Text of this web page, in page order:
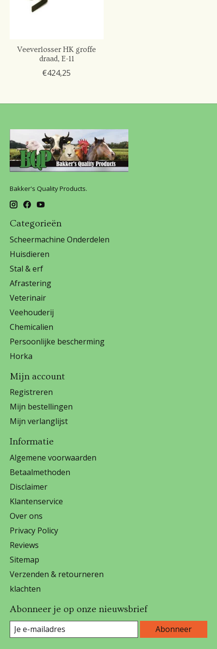
Veeverlosser HK groffe
draad, E-11
€424,25
Bakker's Quality Products.
Categorieën
Scheermachine Onderdelen
Huisdieren
Stal & erf
Afrastering
Veterinair
Veehouderij
Chemicalien
Persoonlijke bescherming
Horka
Mijn account
Registreren
Mijn bestellingen
Mijn verlanglijst
Informatie
Algemene voorwaarden
Betaalmethoden
Disclaimer
Klantenservice
Over ons
Privacy Policy
Reviews
Sitemap
Verzenden & retourneren
klachten
Abonneer je op onze nieuwsbrief
Abonneer